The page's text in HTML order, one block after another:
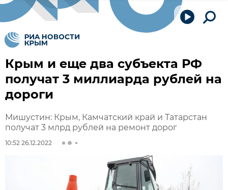
Крым и еще два субъекта РФ
получат 3 миллиарда рублей на
дороги
Мишустин: Крым, Камчатский край и Татарстан
получат 3 млрд рублей на ремонт дорог
10:52 26.12.2022